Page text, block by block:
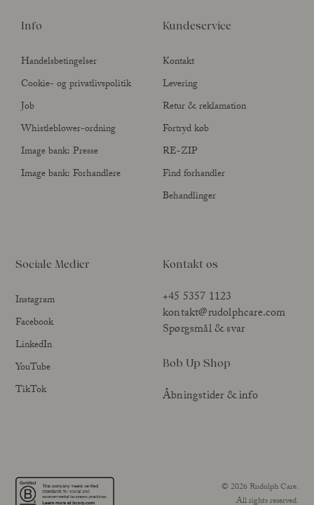
Info
Handelsbetingelser
Cookie- og privatlivspolitik
Job
Whistleblower-ordning
Image bank: Presse
Image bank: Forhandlere
Kundeservice
Kontakt
Levering
Retur & reklamation
Fortryd køb
RE-ZIP
Find forhandler
Behandlinger
Sociale Medier
Instagram
Facebook
LinkedIn
YouTube
TikTok
Kontakt os
+45 5357 1123
kontakt@rudolphcare.com
Spørgsmål & svar
Bob Up Shop
Åbningstider & info
© 2026 Rudolph Care.
All rights reserved.